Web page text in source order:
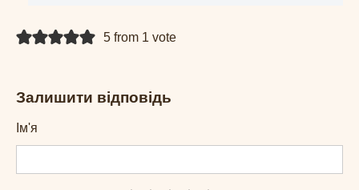
5 from 1 vote
Залишити відповідь
Ім'я